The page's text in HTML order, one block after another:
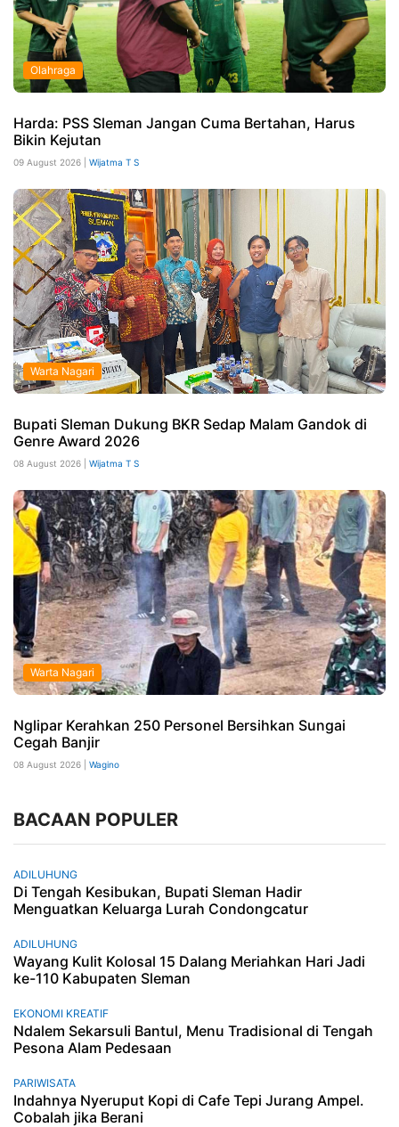
Olahraga
Harda: PSS Sleman Jangan Cuma Bertahan, Harus
Bikin Kejutan
09 August 2026 | Wijatma T S
Warta Nagari
Bupati Sleman Dukung BKR Sedap Malam Gandok di
Genre Award 2026
08 August 2026 | Wijatma T S
Warta Nagari
Nglipar Kerahkan 250 Personel Bersihkan Sungai
Cegah Banjir
08 August 2026 | Wagino
BACAAN POPULER
ADILUHUNG
Di Tengah Kesibukan, Bupati Sleman Hadir
Menguatkan Keluarga Lurah Condongcatur
ADILUHUNG
Wayang Kulit Kolosal 15 Dalang Meriahkan Hari Jadi
ke-110 Kabupaten Sleman
EKONOMI KREATIF
Ndalem Sekarsuli Bantul, Menu Tradisional di Tengah
Pesona Alam Pedesaan
PARIWISATA
Indahnya Nyeruput Kopi di Cafe Tepi Jurang Ampel.
Cobalah jika Berani